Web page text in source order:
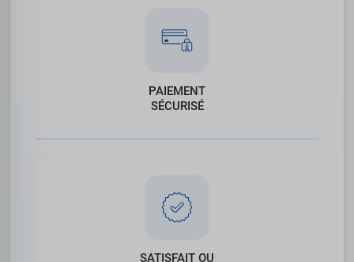
PAIEMENT
SÉCURISÉ
SATISFAIT OU